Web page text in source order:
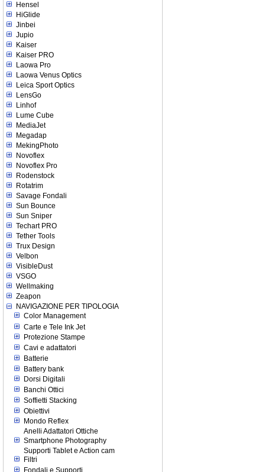
Hensel
HiGlide
Jinbei
Jupio
Kaiser
Kaiser PRO
Laowa Pro
Laowa Venus Optics
Leica Sport Optics
LensGo
Linhof
Lume Cube
MediaJet
Megadap
MekingPhoto
Novoflex
Novoflex Pro
Rodenstock
Rotatrim
Savage Fondali
Sun Bounce
Sun Sniper
Techart PRO
Tether Tools
Trux Design
Velbon
VisibleDust
VSGO
Wellmaking
Zeapon
NAVIGAZIONE PER TIPOLOGIA
Color Management
Carte e Tele Ink Jet
Protezione Stampe
Cavi e adattatori
Batterie
Battery bank
Dorsi Digitali
Banchi Ottici
Soffietti Stacking
Obiettivi
Mondo Reflex
Anelli Adattatori Ottiche
Smartphone Photography
Supporti Tablet e Action cam
Filtri
Fondali e Supporti